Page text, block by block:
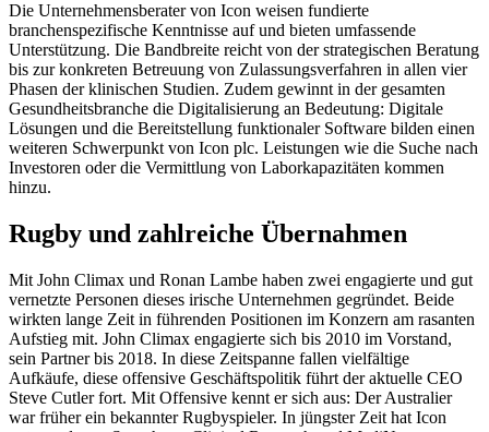
Die Unternehmensberater von Icon weisen fundierte
branchenspezifische Kenntnisse auf und bieten umfassende
Unterstützung. Die Bandbreite reicht von der strategischen Beratung
bis zur konkreten Betreuung von Zulassungsverfahren in allen vier
Phasen der klinischen Studien. Zudem gewinnt in der gesamten
Gesundheitsbranche die Digitalisierung an Bedeutung: Digitale
Lösungen und die Bereitstellung funktionaler Software bilden einen
weiteren Schwerpunkt von Icon plc. Leistungen wie die Suche nach
Investoren oder die Vermittlung von Laborkapazitäten kommen
hinzu.
Rugby und zahlreiche Übernahmen
Mit John Climax und Ronan Lambe haben zwei engagierte und gut
vernetzte Personen dieses irische Unternehmen gegründet. Beide
wirkten lange Zeit in führenden Positionen im Konzern am rasanten
Aufstieg mit. John Climax engagierte sich bis 2010 im Vorstand,
sein Partner bis 2018. In diese Zeitspanne fallen vielfältige
Aufkäufe, diese offensive Geschäftspolitik führt der aktuelle CEO
Steve Cutler fort. Mit Offensive kennt er sich aus: Der Australier
war früher ein bekannter Rugbyspieler. In jüngster Zeit hat Icon